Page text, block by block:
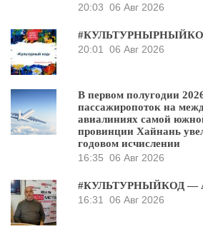
20:03 06 Авг 2026
20:01
06 Авг 2026
В первом полугодии
пассажиропоток на
авиалиниях самой
провинции Хайнань
годовом исчислении
16:35 06 Авг 2026
#КУЛЬТУРНЫЙКОД —
16:31
06 Авг 2026